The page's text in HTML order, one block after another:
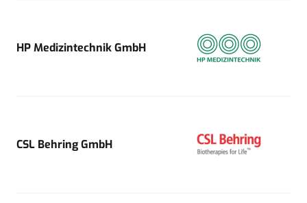
HP Medizintechnik GmbH
CSL Behring GmbH